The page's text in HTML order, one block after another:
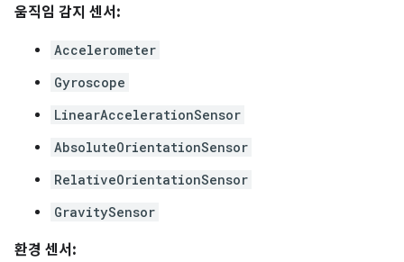
움직임 감지 센서:
Accelerometer
Gyroscope
LinearAccelerationSensor
AbsoluteOrientationSensor
RelativeOrientationSensor
GravitySensor
환경 센서: